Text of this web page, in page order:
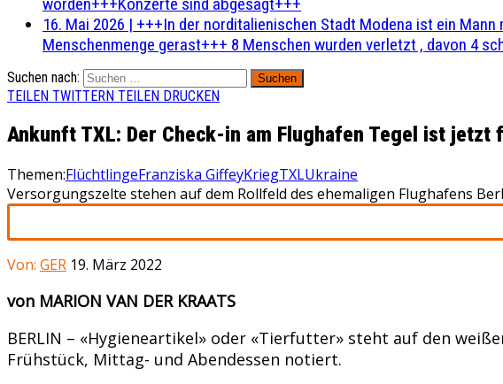
16. Mai 2026 | +++In der norditalienischen Stadt Modena ist ein Mann
Menschenmenge gerast+++ 8 Menschen wurden verletzt , davon 4
Suchen nach:
TEILEN TWITTERN TEILEN DRUCKEN
Ankunft TXL: Der Check-in am Flughafen Tegel ist
Themen:FlüchtlingeFranziska GiffeyKriegTXLUkraine
Versorgungszelte stehen auf dem Rollfeld des ehemaligen Flughafens
Von: GER 19. März 2022
von MARION VAN DER KRAATS
BERLIN – «Hygieneartikel» oder «Tierfutter» steht auf den
Frühstück, Mittag- und Abendessen notiert.